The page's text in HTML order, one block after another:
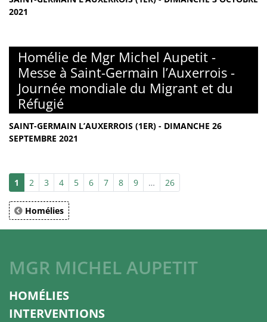
2021
Homélie de Mgr Michel Aupetit -
Messe à Saint-Germain l’Auxerrois -
Journée mondiale du Migrant et du
Réfugié
SAINT-GERMAIN L’AUXERROIS (1ER) - DIMANCHE 26
SEPTEMBRE 2021
1 2 3 4 5 6 7 8 9 … 26
Homélies
MGR MICHEL AUPETIT
HOMÉLIES
INTERVENTIONS